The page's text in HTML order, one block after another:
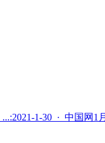
1-30 · 中国网